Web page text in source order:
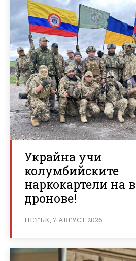
Украйна учи
колумбийските
наркокартели на
дронове!
ПЕТЪК, 7 АВГУСТ 2026